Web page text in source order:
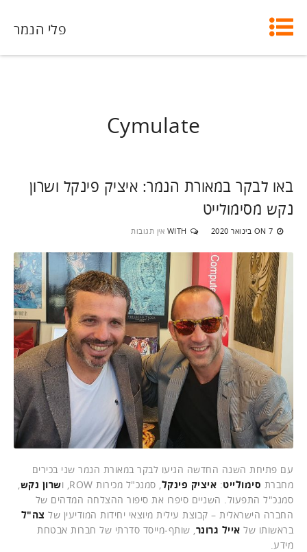
פלי הנמר
Cymulate
באו לבקר במאורת הנמר: איציק פינקל ושרון
נקש מסימולייט
ON 7 בינואר 2020 WITH אין תגובות
עם פתיחת השנה החדשה הגיעו לבקר במאורת הנמר שני בכירים
מחברת סימולייט: איציק פינקל , סמנכ"ל מכירות ROW, ו שרון נקש
סמנכ"ל התפעול. השניים סיפרו את סיפור ההצלחה המדהים של
החברה הישראלית – קבוצת עילית מיוצאי יחידות המודיעין של צה"ל
בראשותו של אייל גרונר , שותף-מייסד סדרתי של חברות אבטחת
מידע.